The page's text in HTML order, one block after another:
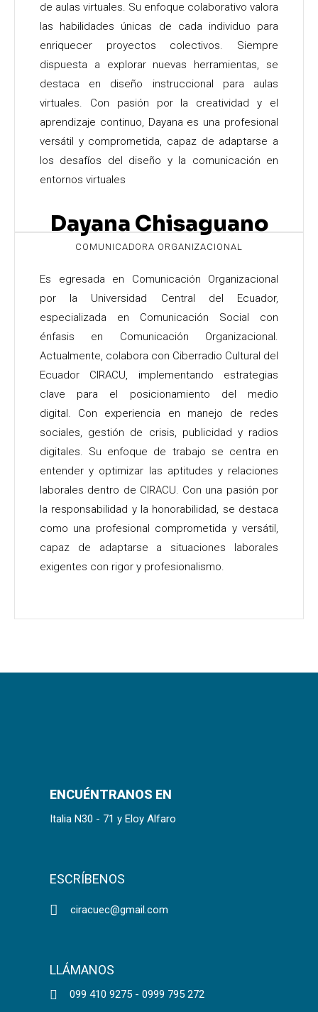
de aulas virtuales. Su enfoque colaborativo valora
las habilidades únicas de cada individuo para
enriquecer proyectos colectivos. Siempre
dispuesta a explorar nuevas herramientas, se
destaca en diseño instruccional para aulas
virtuales. Con pasión por la creatividad y el
aprendizaje continuo, Dayana es una profesional
versátil y comprometida, capaz de adaptarse a
los desafíos del diseño y la comunicación en
entornos virtuales
Dayana Chisaguano
COMUNICADORA ORGANIZACIONAL
Es egresada en Comunicación Organizacional
por la Universidad Central del Ecuador,
especializada en Comunicación Social con
énfasis en Comunicación Organizacional.
Actualmente, colabora con Ciberradio Cultural del
Ecuador CIRACU, implementando estrategias
clave para el posicionamiento del medio
digital. Con experiencia en manejo de redes
sociales, gestión de crisis, publicidad y radios
digitales. Su enfoque de trabajo se centra en
entender y optimizar las aptitudes y relaciones
laborales dentro de CIRACU. Con una pasión por
la responsabilidad y la honorabilidad, se destaca
como una profesional comprometida y versátil,
capaz de adaptarse a situaciones laborales
exigentes con rigor y profesionalismo.
ENCUÉNTRANOS EN
Italia N30 - 71 y Eloy Alfaro
ESCRÍBENOS
ciracuec@gmail.com
LLÁMANOS
099 410 9275 - 0999 795 272